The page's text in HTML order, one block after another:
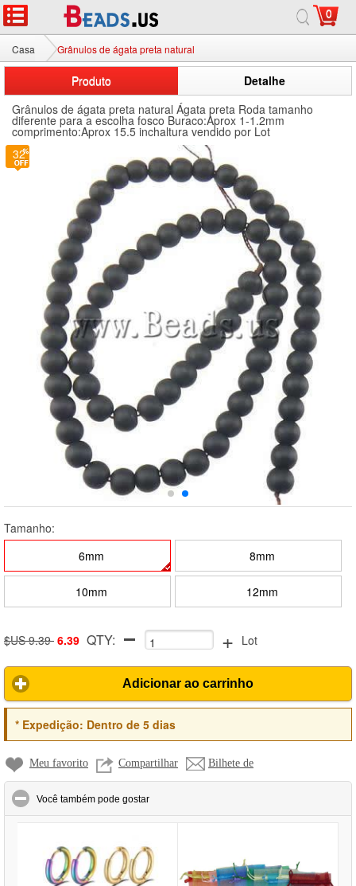
0
Casa Grânulos de ágata preta natural
Produto
Detalhe
Grânulos de ágata preta natural Ágata preta Roda tamanho
diferente para a escolha fosco Buraco:Aprox 1-1.2mm
comprimento:Aprox 15.5 inchaltura vendido por Lot
32
Tamanho:
6mm
8mm
10mm 12mm
$US 9.39 6.39 QTY: + Lot
Adicionar ao carrinho
*Expedição: Dentro de 5 dias
Meu favorito Compartilhar Bilhete de
Você também pode gostar